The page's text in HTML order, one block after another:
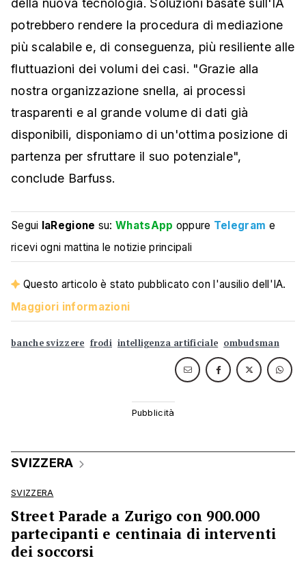
della nuova tecnologia. Soluzioni basate sull'IA
potrebbero rendere la procedura di mediazione
più scalabile e, di conseguenza, più resiliente alle
fluttuazioni dei volumi dei casi. "Grazie alla
nostra organizzazione snella, ai processi
trasparenti e al grande volume di dati già
disponibili, disponiamo di un'ottima posizione di
partenza per sfruttare il suo potenziale",
conclude Barfuss.
Segui laRegione su:WhatsApp oppure Telegram e
ricevi ogni mattina le notizie principali
Questo articolo è stato pubblicato con l'ausilio dell'IA.
Maggiori informazioni
banche svizzere frodi intelligenza artificiale ombudsman
SVIZZERA
SVIZZERA
Street Parade a Zurigo con 900.000
partecipanti e centinaia di interventi
dei soccorsi